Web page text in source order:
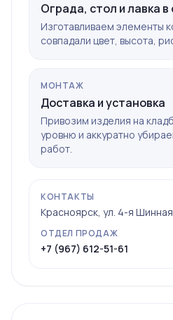
Ограда, стол и лавка
Изготавливаем элементы
совпадали цвет, высота,
МОНТАЖ
Доставка и установка
Привозим изделия на
уровню и аккуратно
работ.
КОНТАКТЫ
Красноярск, ул. 4-я
ОТДЕЛ ПРОДАЖ
+7 (967) 612-51-61